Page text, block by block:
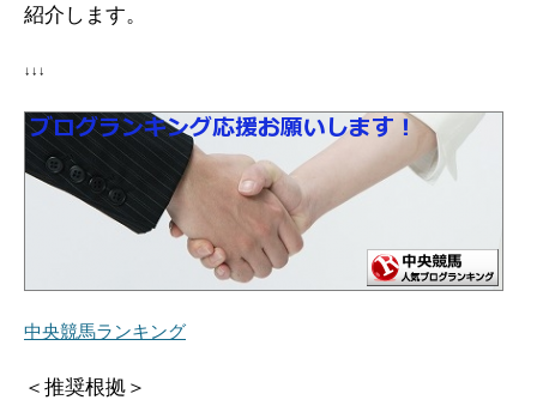
紹介します。
↓↓↓
中央競馬ランキング
＜推奨根拠＞